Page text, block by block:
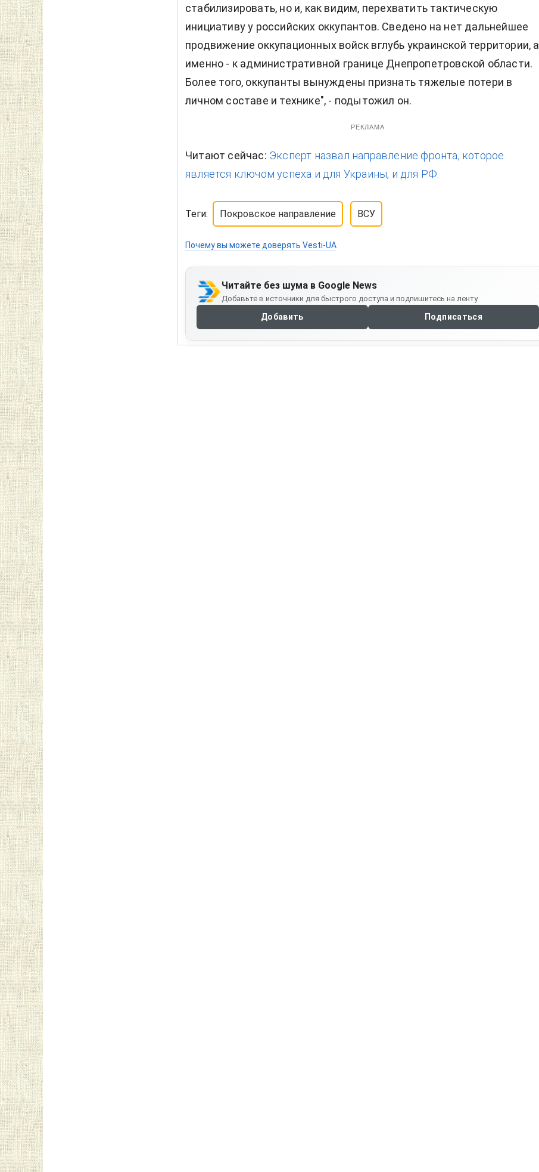
стабилизировать, но и, как видим, перехватить тактическую
инициативу у российских оккупантов. Сведено на нет дальнейшее
продвижение оккупационных войск вглубь украинской территории, а
именно - к административной границе Днепропетровской области.
Более того, оккупанты вынуждены признать тяжелые потери в
личном составе и технике", - подытожил он.
РЕКЛАМА
Читают сейчас: Эксперт назвал направление фронта, которое
является ключом успеха и для Украины, и для РФ.
Теги: Покровское направление ВСУ
Почему вы можете доверять Vesti-UA
Читайте без шума в Google News
Добавьте в источники для быстрого доступа и подпишитесь на ленту
Добавить Подписаться